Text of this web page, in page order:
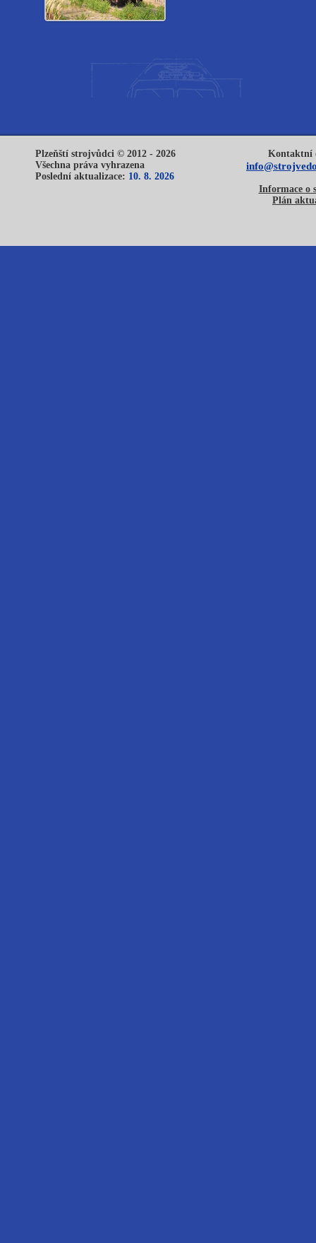
Plzeňští strojvůdci © 2012 - 2026
Všechna práva vyhrazena
Poslední aktualizace: 10. 8. 2026
Kontaktní
Informace o
Plán